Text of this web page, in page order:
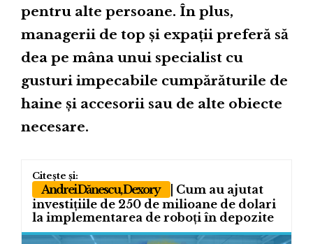
pentru alte persoane. În plus,
managerii de top și expații preferă să
dea pe mâna unui specialist cu
gusturi impecabile cumpărăturile de
haine și accesorii sau de alte obiecte
necesare.
Andrei Dănescu, Dexory
| Cum au ajutat
investițiile de 250 de milioane de dolari
la implementarea de roboți în depozite